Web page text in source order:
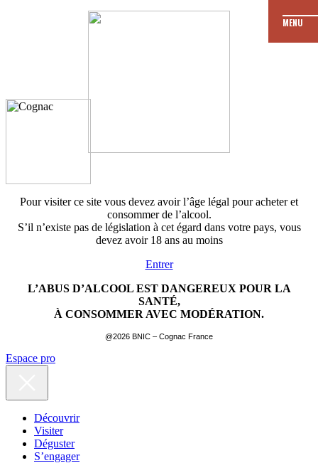
Pour visiter ce site vous devez avoir l’âge légal pour acheter et
consommer de l’alcool.
S’il n’existe pas de législation à cet égard dans votre pays, vous
devez avoir 18 ans au moins
Entrer
L’ABUS D’ALCOOL EST DANGEREUX POUR LA
SANTÉ,
À CONSOMMER AVEC MODÉRATION.
@2026 BNIC – Cognac France
MENU
Espace pro
Découvrir
Visiter
Déguster
S’engager